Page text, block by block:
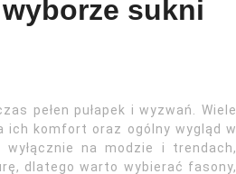
sukni
pełen pułapek i wyzwań. Wiele
ich komfort oraz ogólny wygląd w
na modzie i trendach,
dlatego warto wybierać fasony,